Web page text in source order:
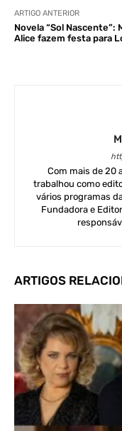
ARTIGO ANTERIOR
Novela “Sol Nascente”:
Alice fazem festa para
Com mais de 20
trabalhou como
vários programas
Fundadora e
ARTIGOS